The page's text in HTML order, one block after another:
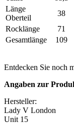
Länge
Oberteil
38
Rocklänge
71
Gesamtlänge
109
Entdecken Sie noch
Angaben zur
Hersteller:
Lady V London
Unit 15